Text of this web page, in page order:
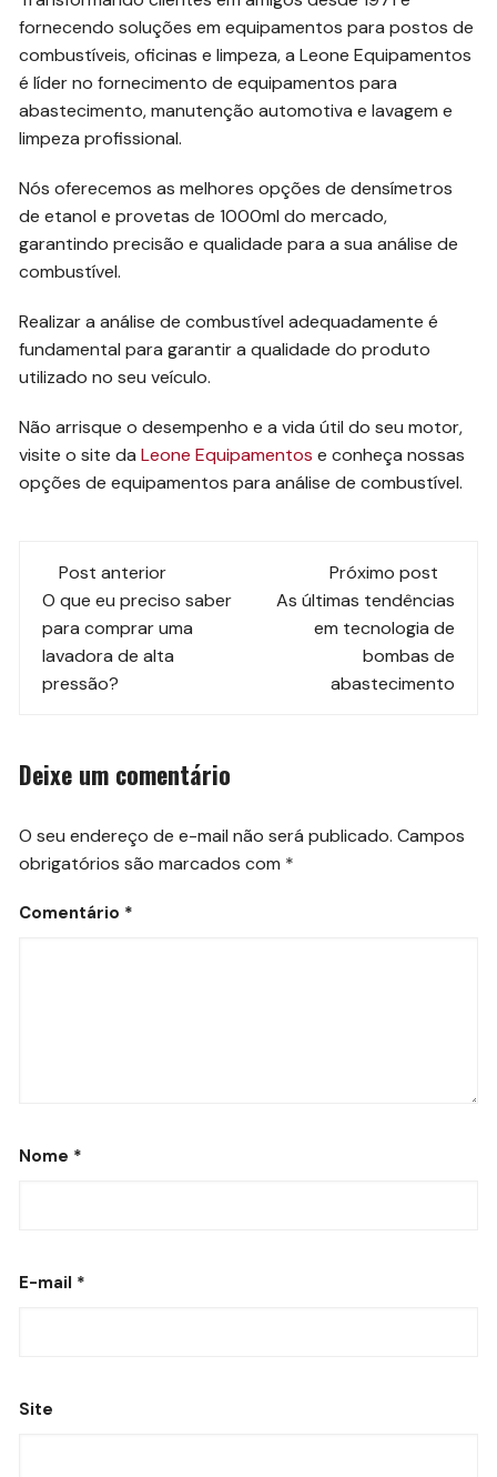
fornecendo soluções em equipamentos para postos de
combustíveis, oficinas e limpeza, a Leone Equipamentos
é líder no fornecimento de equipamentos para
abastecimento, manutenção automotiva e lavagem e
limpeza profissional.
Nós oferecemos as melhores opções de densímetros
de etanol e provetas de 1000ml do mercado,
garantindo precisão e qualidade para a sua análise de
combustível.
Realizar a análise de combustível adequadamente é
fundamental para garantir a qualidade do produto
utilizado no seu veículo.
Não arrisque o desempenho e a vida útil do seu motor,
visite o site daLeone Equipamentose conheça nossas
opções de equipamentos para análise de combustível.
Navegação
de
post
Post anterior
O que eu preciso saber
para comprar uma
lavadora de alta
pressão?
Próximo post
As últimas tendências
em tecnologia de
bombas de
abastecimento
Deixe um comentário
O seu endereço de e-mail não será publicado. Campos
obrigatórios são marcados com *
Comentário *
Nome *
E-mail *
Site